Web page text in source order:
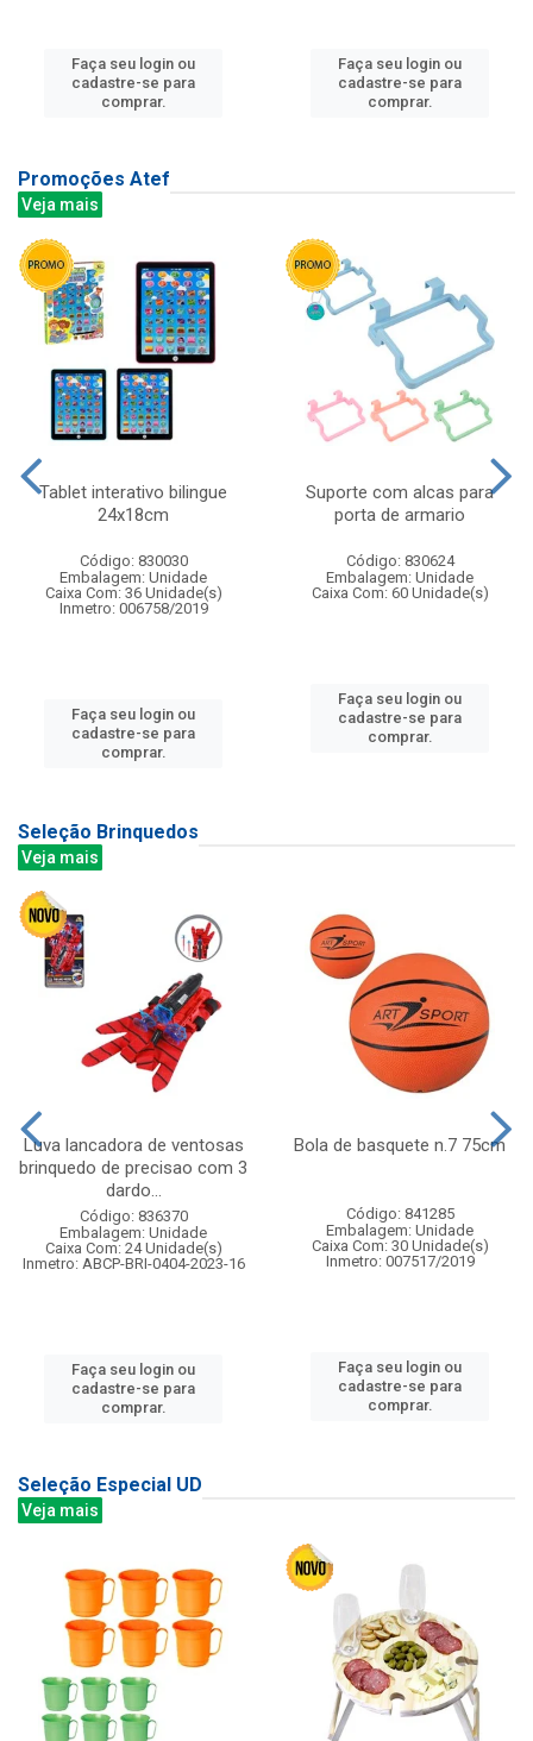
Faça seu login ou
cadastre-se para
comprar.
Faça seu login ou
cadastre-se para
comprar.
Promoções Atef
Veja mais
Tablet interativo bilingue
24x18cm
Código: 830030
Embalagem: Unidade
Caixa Com: 36 Unidade(s)
Inmetro: 006758/2019
Faça seu login ou
cadastre-se para
comprar.
Suporte com alcas para
porta de armario
Código: 830624
Embalagem: Unidade
Caixa Com: 60 Unidade(s)
Faça seu login ou
cadastre-se para
comprar.
Seleção Brinquedos
Veja mais
Luva lancadora de ventosas
brinquedo de precisao com 3
dardo...
Código: 836370
Embalagem: Unidade
Caixa Com: 24 Unidade(s)
Inmetro: ABCP-BRI-0404-2023-16
Faça seu login ou
cadastre-se para
comprar.
Bola de basquete n.7 75cm
Código: 841285
Embalagem: Unidade
Caixa Com: 30 Unidade(s)
Inmetro: 007517/2019
Faça seu login ou
cadastre-se para
comprar.
Seleção Especial UD
Veja mais